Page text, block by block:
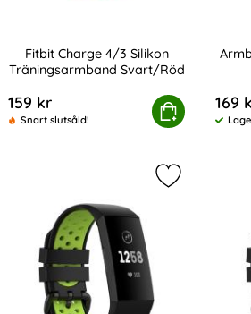
Fitbit Charge 4/3 Silikon
Träningsarmband Svart/Röd
159 kr
Snart slutsåld!
Köp
Charge 4/3 Silikon 169
Markera